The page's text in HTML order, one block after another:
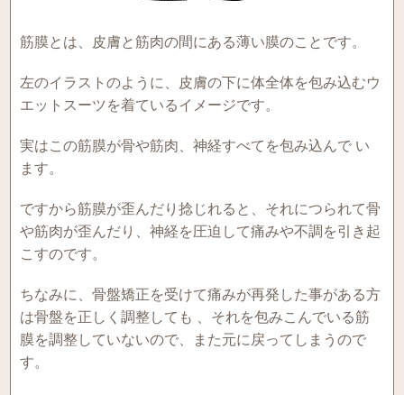
筋膜とは、皮膚と筋肉の間にある薄い膜のことです。
左のイラストのように、皮膚の下に体全体を包み込むウ
エットスーツを着ているイメージです。
実はこの筋膜が骨や筋肉、神経すべてを包み込んで い
ます。
ですから筋膜が歪んだり捻じれると、それにつられて骨
や筋肉が歪んだり、神経を圧迫して痛みや不調を引き起
こすのです。
ちなみに、骨盤矯正を受けて痛みが再発した事がある方
は骨盤を正しく調整しても 、それを包みこんでいる筋
膜を調整していないので、また元に戻ってしまうので
す。